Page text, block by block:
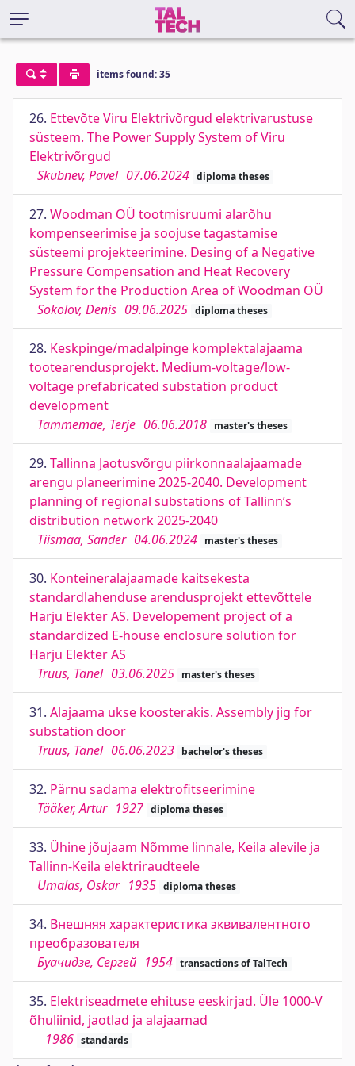
items found: 35
26. Ettevõte Viru Elektrivõrgud elektrivarustuse
süsteem. The Power Supply System of Viru
Elektrivõrgud
Skubnev, Pavel 07.06.2024 diploma theses
27. Woodman OÜ tootmisruumi alarõhu
kompenseerimise ja soojuse tagastamise
süsteemi projekteerimine. Desing of a Negative
Pressure Compensation and Heat Recovery
System for the Production Area of Woodman OÜ
Sokolov, Denis 09.06.2025 diploma theses
28. Keskpinge/madalpinge komplektalajaama
tootearendusprojekt. Medium-voltage/low-
voltage prefabricated substation product
development
Tammemäe, Terje 06.06.2018 master's theses
29. Tallinna Jaotusvõrgu piirkonnaalajaamade
arengu planeerimine 2025-2040. Development
planning of regional substations of Tallinn’s
distribution network 2025-2040
Tiismaa, Sander 04.06.2024 master's theses
30. Konteineralajaamade kaitsekesta
standardlahenduse arendusprojekt ettevõttele
Harju Elekter AS. Developement project of a
standardized E-house enclosure solution for
Harju Elekter AS
Truus, Tanel 03.06.2025 master's theses
31. Alajaama ukse koosterakis. Assembly jig for
substation door
Truus, Tanel 06.06.2023 bachelor's theses
32. Pärnu sadama elektrofitseerimine
Tääker, Artur 1927 diploma theses
33. Ühine jõujaam Nõmme linnale, Keila alevile ja
Tallinn-Keila elektriraudteele
Umalas, Oskar 1935 diploma theses
34. Внешняя характеристика эквивалентного
преобразователя
Буачидзе, Сергей 1954 transactions of TalTech
35. Elektriseadmete ehituse eeskirjad. Üle 1000-V
õhuliinid, jaotlad ja alajaamad
1986 standards